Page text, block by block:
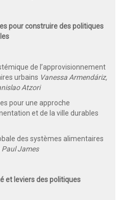
pour construire des politiques
de l’approvisionnement
urbains Vanessa Armendáriz,
Atzori
pour une approche
et de la ville durables
des systèmes alimentaires
Paul James
et leviers des politiques